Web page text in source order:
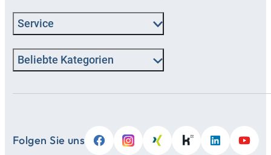
Service
Beliebte Kategorien
Folgen Sie uns